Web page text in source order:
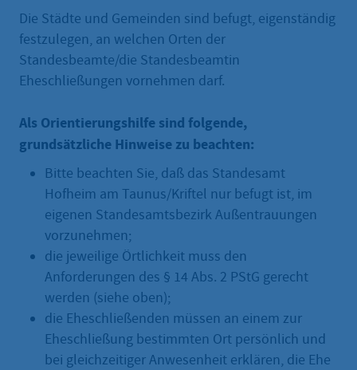
Die Städte und Gemeinden sind befugt, eigenständig
festzulegen, an welchen Orten der
Standesbeamte/die Standesbeamtin
Eheschließungen vornehmen darf.
Als Orientierungshilfe sind folgende,
grundsätzliche Hinweise zu beachten:
Bitte beachten Sie, daß das Standesamt
Hofheim am Taunus/Kriftel nur befugt ist, im
eigenen Standesamtsbezirk Außentrauungen
vorzunehmen;
die jeweilige Örtlichkeit muss den
Anforderungen des § 14 Abs. 2 PStG gerecht
werden (siehe oben);
die Eheschließenden müssen an einem zur
Eheschließung bestimmten Ort persönlich und
bei gleichzeitiger Anwesenheit erklären, die Ehe